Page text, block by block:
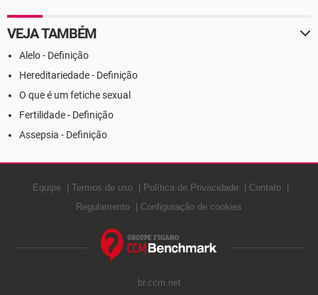
VEJA TAMBÉM
Alelo - Definição
Hereditariedade - Definição
O que é um fetiche sexual
Fertilidade - Definição
Assepsia - Definição
Equipe Termos de uso Política de Privacidade
Contato
Regulamento
Configuração de cookies
br.ccm.net